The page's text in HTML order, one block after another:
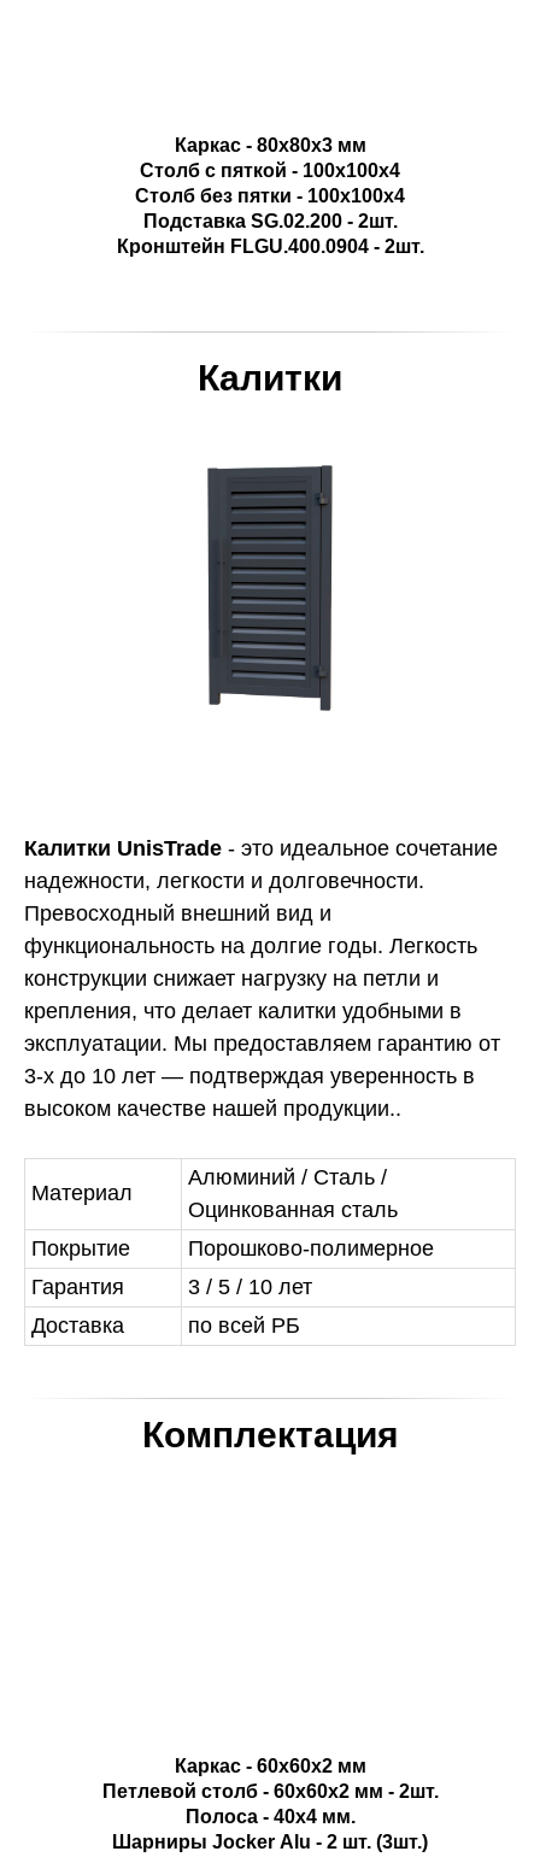
Каркас - 80х80х3 мм
Столб с пяткой - 100х100х4
Столб без пятки - 100х100х4
Подставка SG.02.200 - 2шт.
Кронштейн FLGU.400.0904 - 2шт.
Калитки
Калитки UnisTrade - это идеальное сочетание
надежности, легкости и долговечности.
Превосходный внешний вид и
функциональность на долгие годы. Легкость
конструкции снижает нагрузку на петли и
крепления, что делает калитки удобными в
эксплуатации. Мы предоставляем гарантию от
3-х до 10 лет — подтверждая уверенность в
высоком качестве нашей продукции..
Материал
Алюминий / Сталь /
Оцинкованная сталь
Покрытие
Порошково-полимерное
Гарантия
3 / 5 / 10 лет
Доставка
по всей РБ
Комплектация
Каркас - 60х60х2 мм
Петлевой столб - 60х60х2 мм - 2шт.
Полоса - 40х4 мм.
Шарниры Jocker Alu - 2 шт. (3шт.)
+375 29 70 20 320
Email:
sales@centr-poliva.by